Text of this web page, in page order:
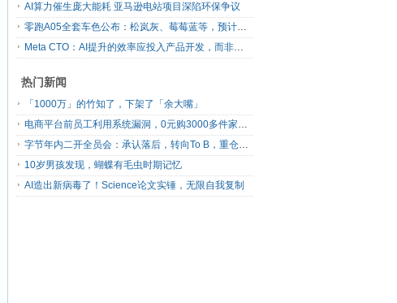
AI算力催生庞大能耗 亚马逊电站项目深陷环保争议
零跑A05全套车色公布：松岚灰、莓莓蓝等，预计明日上市
Meta CTO：AI提升的效率应投入产品开发，而非增加休假
热门新闻
「1000万」的竹知了，下架了「余大嘴」
电商平台前员工利用系统漏洞，0元购3000多件家电！
字节年内二开全员会：承认落后，转向To B，重仓年轻人
10岁男孩发现，蝴蝶有毛虫时期记忆
AI造出新病毒了！Science论文实锤，无限自我复制